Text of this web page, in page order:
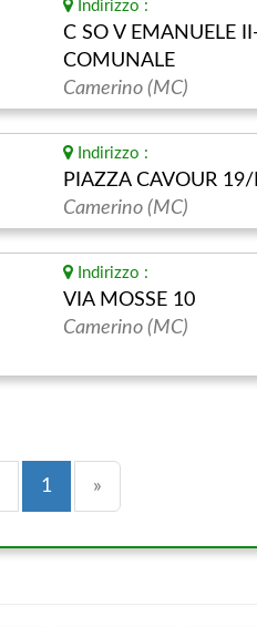
Indirizzo :
C SO V EMANUELE
COMUNALE
Camerino (MC)
Indirizzo :
PIAZZA CAVOUR 19/
Camerino (MC)
Indirizzo :
VIA MOSSE 10
Camerino (MC)
Precedente
1 (current)
»